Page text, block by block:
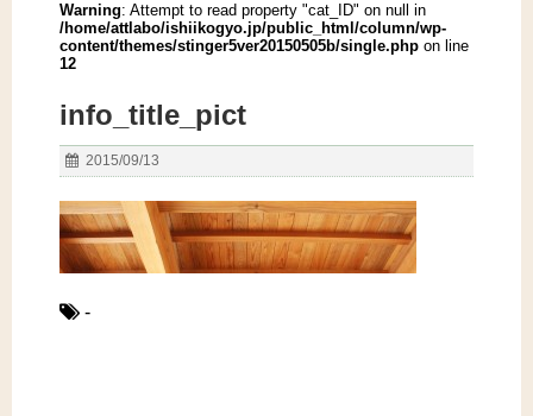
Warning: Attempt to read property "cat_ID" on null in
/home/attlabo/ishiikogyo.jp/public_html/column/wp-
content/themes/stinger5ver20150505b/single.php on line
12
info_title_pict
2015/09/13
-